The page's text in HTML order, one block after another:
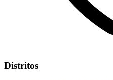
Distritos